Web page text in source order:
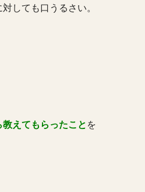
しても口うるさい。
えてもらったこと を